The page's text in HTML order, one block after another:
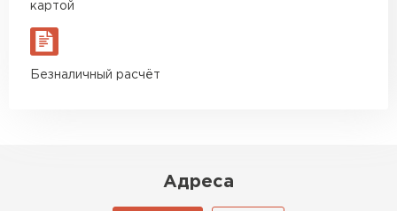
картой
Безналичный расчёт
Адреса